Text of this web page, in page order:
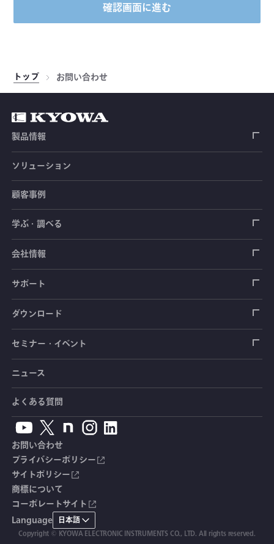
確認画面に進む
トップ お問い合わせ
製品情報
ひずみゲージ
センサ（変換器）
ロードセル
加速度センサ
圧力センサ
トルクセンサ
土木建築用センサ
荷重計
土圧計
間隙水圧計
傾斜計
鉄筋計
沈下計
応力計
継目計
変位計
自動車用センサ
シートベルト張力計
操舵力・操舵角計
手ブレーキ計・チェンジレバー操作力計
踏力計
ホイールトルクセンサ
人体ダミー用センサ
測定器
データロガー
指示計・表示器
増幅器（アンプ）
ハンディ測定器（チェッカ）
ソフトウェア
計測システム
道路用計測システム
鉄道用計測システム
自動車用計測システム
土木用計測システム
試験装置・システム
ブリッジボックス
ケーブル・コネクタ
アクセサリ
製品・サービスTopics
オーダーメイド製品
生産終了製品
ソリューション
顧客事例
学ぶ・調べる
ひずみゲージ
センサ（変換器）
測定器
光ファイバ計測ソリューション - 学ぶ・調べる
共和技報
単位変換表
用語集
会社情報
拠点情報
会社概要
サポート
製品輸出時の取り扱いと該非判定書
毒物及び劇物譲受書
安全データシート（SDS）
カタログ・資料のダウンロード
生産終了製品一覧
拠点情報
よくあるご質問
ダウンロード
カタログ
取扱説明書
CADデータ
ソフトウェアバージョンアップ
総合カタログ
安全データシート（SDS）
CE適合品 受注・販売状況
共和技報
セミナー・イベント
セミナー・講習会
イベント・展示会
ニュース
よくある質問
お問い合わせ
プライバシーポリシー
サイトポリシー
商標について
コーポレートサイト
Language 日本語
Copyright © KYOWA ELECTRONIC INSTRUMENTS CO., LTD. All rights reserved.